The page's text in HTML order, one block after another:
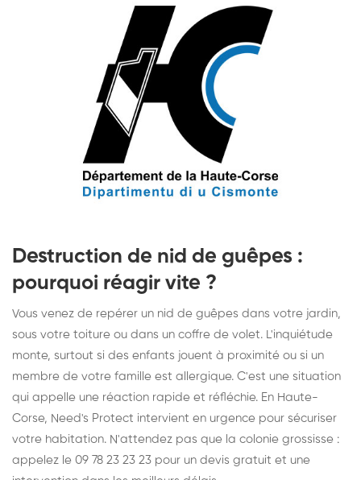
Destruction de nid de guêpes :
pourquoi réagir vite ?
Vous venez de repérer un nid de guêpes dans votre jardin,
sous votre toiture ou dans un coffre de volet. L'inquiétude
monte, surtout si des enfants jouent à proximité ou si un
membre de votre famille est allergique. C'est une situation
qui appelle une réaction rapide et réfléchie. En Haute-
Corse, Need's Protect intervient en urgence pour sécuriser
votre habitation. N'attendez pas que la colonie grossisse :
appelez le 09 78 23 23 23 pour un devis gratuit et une